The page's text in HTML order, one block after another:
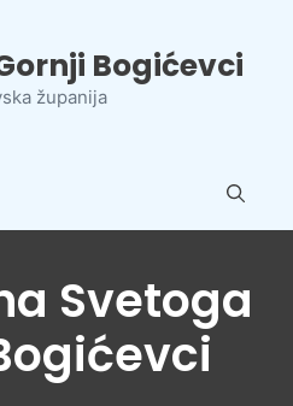
Bogićevci
županija
Svetoga